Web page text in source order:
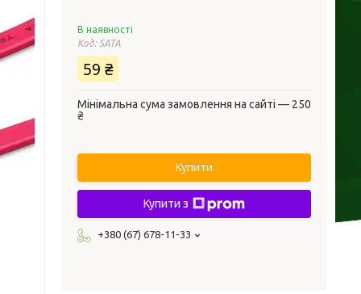
В наявності
Код: SATA
59 ₴
Мінімальна сума замовлення на сайті — 250
₴
Купити
Купити з
+380 (67) 678-11-33